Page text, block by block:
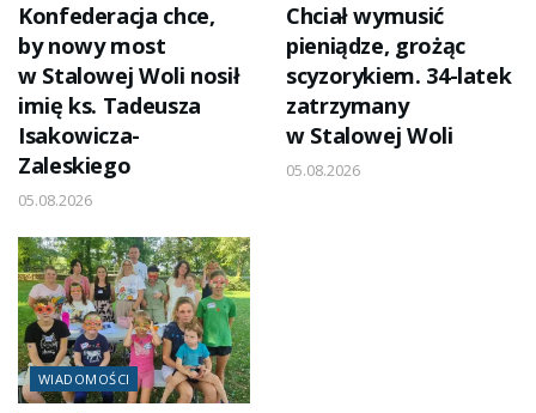
Konfederacja chce,
by nowy most
w Stalowej Woli nosił
imię ks. Tadeusza
Isakowicza-
Zaleskiego
05.08.2026
Chciał wymusić
pieniądze, grożąc
scyzorykiem. 34-latek
zatrzymany
w Stalowej Woli
05.08.2026
WIADOMOŚCI